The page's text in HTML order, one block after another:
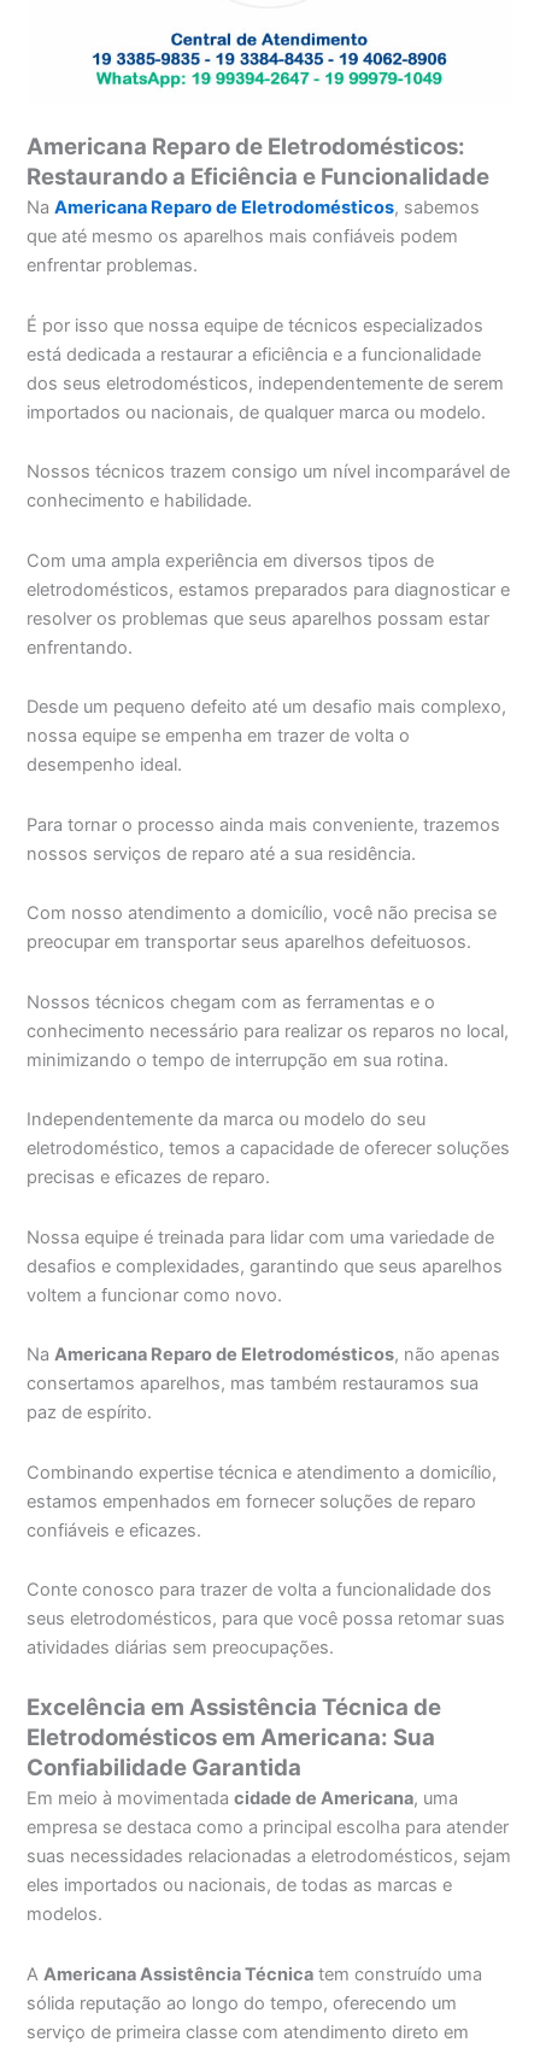
Americana Reparo de Eletrodomésticos:
Restaurando a Eficiência e Funcionalidade
NaAmericana Reparo de Eletrodomésticos, sabemos
que até mesmo os aparelhos mais confiáveis podem
enfrentar problemas.
É por isso que nossa equipe de técnicos especializados
está dedicada a restaurar a eficiência e a funcionalidade
dos seus eletrodomésticos, independentemente de serem
importados ou nacionais, de qualquer marca ou modelo.
Nossos técnicos trazem consigo um nível incomparável de
conhecimento e habilidade.
Com uma ampla experiência em diversos tipos de
eletrodomésticos, estamos preparados para diagnosticar e
resolver os problemas que seus aparelhos possam estar
enfrentando.
Desde um pequeno defeito até um desafio mais complexo,
nossa equipe se empenha em trazer de volta o
desempenho ideal.
Para tornar o processo ainda mais conveniente, trazemos
nossos serviços de reparo até a sua residência.
Com nosso atendimento a domicílio, você não precisa se
preocupar em transportar seus aparelhos defeituosos.
Nossos técnicos chegam com as ferramentas e o
conhecimento necessário para realizar os reparos no local,
minimizando o tempo de interrupção em sua rotina.
Independentemente da marca ou modelo do seu
eletrodoméstico, temos a capacidade de oferecer soluções
precisas e eficazes de reparo.
Nossa equipe é treinada para lidar com uma variedade de
desafios e complexidades, garantindo que seus aparelhos
voltem a funcionar como novo.
NaAmericana Reparo de Eletrodomésticos, não apenas
consertamos aparelhos, mas também restauramos sua
paz de espírito.
Combinando expertise técnica e atendimento a domicílio,
estamos empenhados em fornecer soluções de reparo
confiáveis e eficazes.
Conte conosco para trazer de volta a funcionalidade dos
seus eletrodomésticos, para que você possa retomar suas
atividades diárias sem preocupações.
Excelência em Assistência Técnica de
Eletrodomésticos em Americana: Sua
Confiabilidade Garantida
Em meio à movimentadacidade de Americana, uma
empresa se destaca como a principal escolha para atender
suas necessidades relacionadas a eletrodomésticos, sejam
eles importados ou nacionais, de todas as marcas e
modelos.
A Americana Assistência Técnica tem construído uma
sólida reputação ao longo do tempo, oferecendo um
serviço de primeira classe com atendimento direto em